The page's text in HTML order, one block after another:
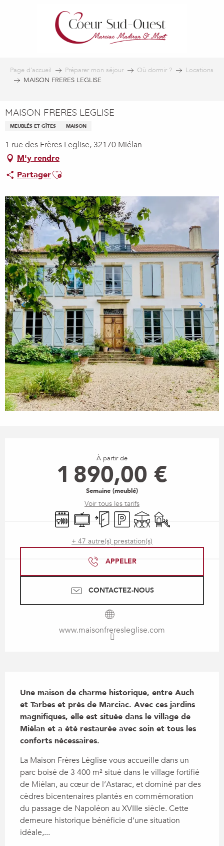
Page d’accueil Préparer mon séjour Où dormir ?
Locations
MAISON FRERES LEGLISE
MAISON FRERES LEGLISE
MEUBLÉS ET GÎTES MAISON
1 rue des Frères Leglise, 32170 Miélan
M'y rendre
PartagerAjouter aux favoris
À partir de
1 890,00 €
Semaine (meublé)
Voir tous les tarifs
Lave vaisselle
TélévisionEntrée indépendante
ParkingTerrasseJeux pour enfants /
+ 47 autre(s) prestation(s)
APPELER
CONTACTEZ-NOUS
www.maisonfreresleglise.com
Une maison de charme historique, entre Auch
et Tarbes et près de Marciac. Avec ces jardins
magnifiques, elle est située dans le village de
Miélan et a été restaurée avec soin et tous les
conforts nécessaires.
La Maison Frères Léglise vous accueille dans un
parc boisé de 3 400 m² situé dans le village fortifié
de Miélan, au cœur de l’Astarac, et dominé par des
cèdres bicentenaires plantés en commémoration
du passage de Napoléon au XVIIIe siècle. Cette
demeure historique bénéficie d’une situation
idéale,...